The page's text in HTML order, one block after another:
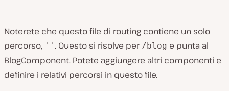
Noterete che questo file di routing contiene un solo
percorso, '' . Questo si risolve per /blog e punta al
BlogComponent. Potete aggiungere altri componenti e
definire i relativi percorsi in questo file.